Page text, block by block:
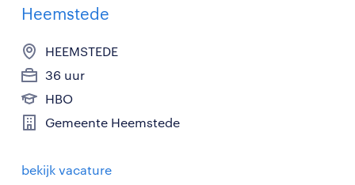
Heemstede
HEEMSTEDE
36 uur
HBO
Gemeente Heemstede
bekijk vacature